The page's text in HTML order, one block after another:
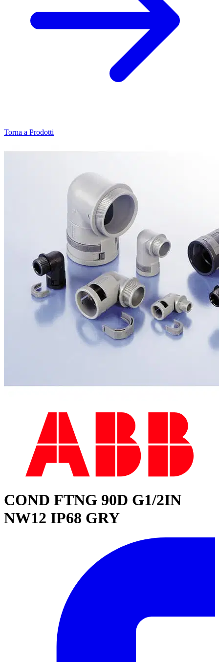
Torna a Prodotti
COND FTNG 90D G1/2IN
NW12 IP68 GRY